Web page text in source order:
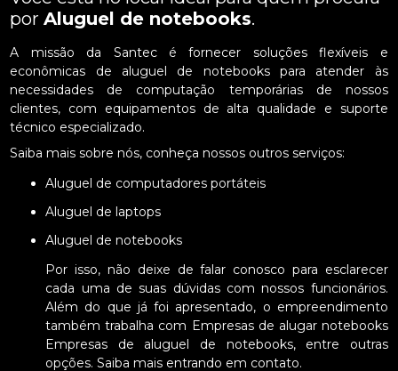
porAluguel de notebooks.
A missão da Santec é fornecer soluções flexíveis e
econômicas de aluguel de notebooks para atender às
necessidades de computação temporárias de nossos
clientes, com equipamentos de alta qualidade e suporte
técnico especializado.
Saiba mais sobre nós, conheça nossos outros serviços:
Aluguel de computadores portáteis
Aluguel de laptops
Aluguel de notebooks
Por isso, não deixe de falar conosco para esclarecer
cada uma de suas dúvidas com nossos funcionários.
Além do que já foi apresentado, o empreendimento
também trabalha com Empresas de alugar notebooks
Empresas de aluguel de notebooks, entre outras
opções. Saiba mais entrando em contato.